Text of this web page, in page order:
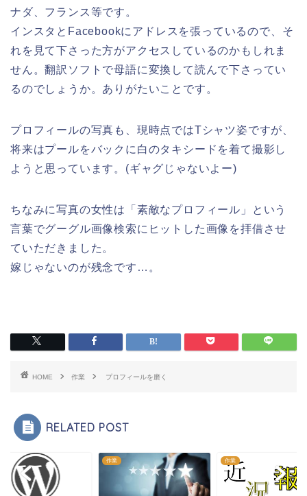
ナダ、フランス等です。
インスタとFacebookにアドレスを張っているので、そ
れを見て下さった方がアクセスしているのかもしれま
せん。翻訳ソフトで母語に変換して読んで下さってい
るのでしょうか。ありがたいことです。
プロフィールの写真も、現時点ではTシャツ姿ですが、
将来はプールをバックに白のタキシードを着て撮影し
ようと思っています。(ギャグじゃないよー)
ちなみに写真の女性は「素敵なプロフィール」という
言葉でグーグル画像検索にヒットした画像を拝借させ
ていただきました。
嫁じゃないのが残念です…。
HOME 作業 プロフィールを磨く
RELATED POST
作業 作業